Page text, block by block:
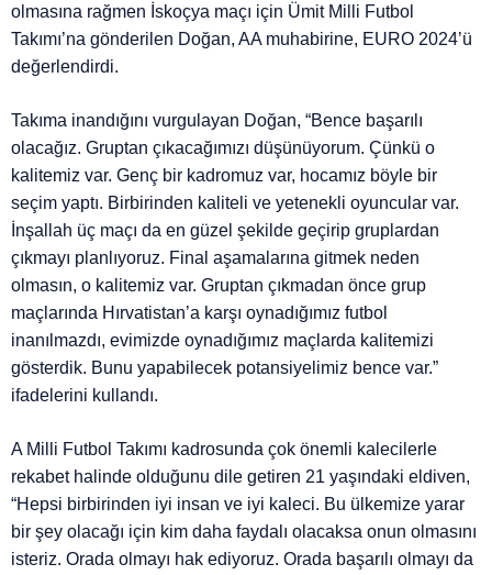
olmasına rağmen İskoçya maçı için Ümit Milli Futbol
Takımı’na gönderilen Doğan, AA muhabirine, EURO 2024’ü
değerlendirdi.
Takıma inandığını vurgulayan Doğan, “Bence başarılı
olacağız. Gruptan çıkacağımızı düşünüyorum. Çünkü o
kalitemiz var. Genç bir kadromuz var, hocamız böyle bir
seçim yaptı. Birbirinden kaliteli ve yetenekli oyuncular var.
İnşallah üç maçı da en güzel şekilde geçirip gruplardan
çıkmayı planlıyoruz. Final aşamalarına gitmek neden
olmasın, o kalitemiz var. Gruptan çıkmadan önce grup
maçlarında Hırvatistan’a karşı oynadığımız futbol
inanılmazdı, evimizde oynadığımız maçlarda kalitemizi
gösterdik. Bunu yapabilecek potansiyelimiz bence var.”
ifadelerini kullandı.
A Milli Futbol Takımı kadrosunda çok önemli kalecilerle
rekabet halinde olduğunu dile getiren 21 yaşındaki eldiven,
“Hepsi birbirinden iyi insan ve iyi kaleci. Bu ülkemize yarar
bir şey olacağı için kim daha faydalı olacaksa onun olmasını
isteriz. Orada olmayı hak ediyoruz. Orada başarılı olmayı da